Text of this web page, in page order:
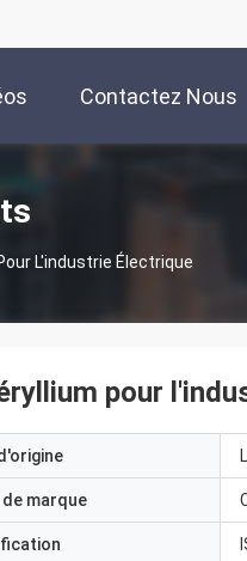
Contactez Nous
L'industrie Électrique
pour
de marque